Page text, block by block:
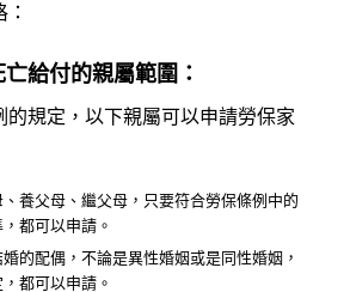
給付的親屬範圍：
的規定，以下親屬可以申請勞保家
養父母、繼父母，只要符合勞保條例中的
都可以申請。
的配偶，不論是異性婚姻或是同性婚姻，
都可以申請。